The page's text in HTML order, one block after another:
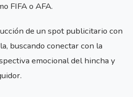
FIFA o AFA.
de un spot publicitario con
buscando conectar con la
emocional del hincha y